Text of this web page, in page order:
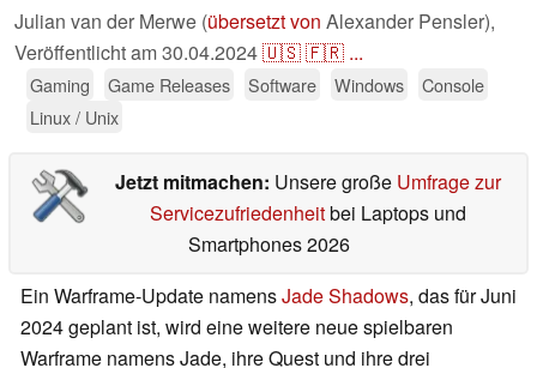
Julian van der Merwe (übersetzt von Alexander Pensler),
Veröffentlicht am30.04.2024🇺🇸🇫🇷 ...
Gaming Game Releases Software Windows
Console
Linux / Unix
Jetzt mitmachen: Unsere große Umfrage zur
Servicezufriedenheitbei Laptops und
Smartphones 2026
Ein Warframe-Update namensJade Shadows, das für Juni
2024 geplant ist, wird eine weitere neue spielbaren
Warframe namens Jade, ihre Quest und ihre drei